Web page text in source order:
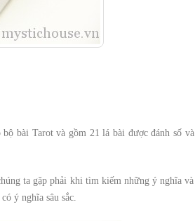
bài Tarot và gồm 21 lá bài được đánh số và
ta gặp phải khi tìm kiếm những ý nghĩa và
ý nghĩa sâu sắc.